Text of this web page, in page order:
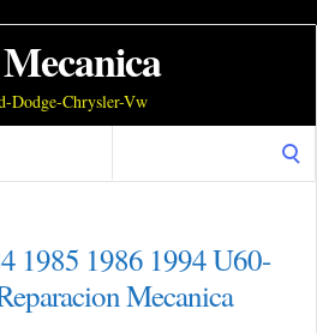
Dodge-Chrysler-Vw
1985 1986 1994 U60-
Mecanica